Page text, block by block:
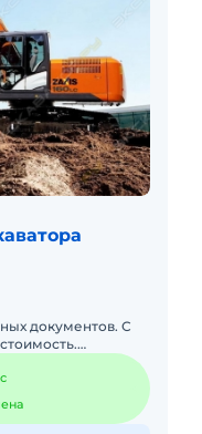
документов. С
аренда. Техника